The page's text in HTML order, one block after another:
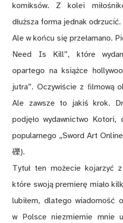
komiksów. Z kolei
dłuższa forma jednak odrzucić.
Ale w końcu się przełamano.
Need Is Kill”, które
opartego na książce
jutra”. Oczywiście z ﬁlmową
Ale zawsze to jakiś krok.
podjęło wydawnictwo Kotori,
popularnego „Sword Art
礫).
Tytuł ten możecie kojarzyć
które swoją premierę miało
lubiłem, dlatego wiadomość
w Polsce niezmiernie mnie